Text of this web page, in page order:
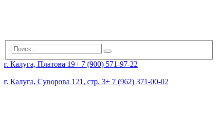
г. Калуга, Платова 19+ 7 (900) 571-97-22
г. Калуга, Суворова 121, стр. 3+ 7 (962) 371-00-02